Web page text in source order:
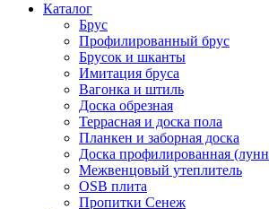
Каталог
Брус
Профилированный брус
Брусок и шканты
Имитация бруса
Вагонка и штиль
Доска обрезная
Террасная и доска пола
Планкен и заборная доска
Доска профилированная
Межвенцовый утеплитель
OSB плита
Пропитки Сенеж